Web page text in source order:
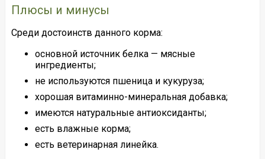
Плюсы и минусы
Среди достоинств данного корма:
основной источник белка — мясные
ингредиенты;
не используются пшеница и кукуруза;
хорошая витаминно-минеральная добавка;
имеются натуральные антиоксиданты;
есть влажные корма;
есть ветеринарная линейка.